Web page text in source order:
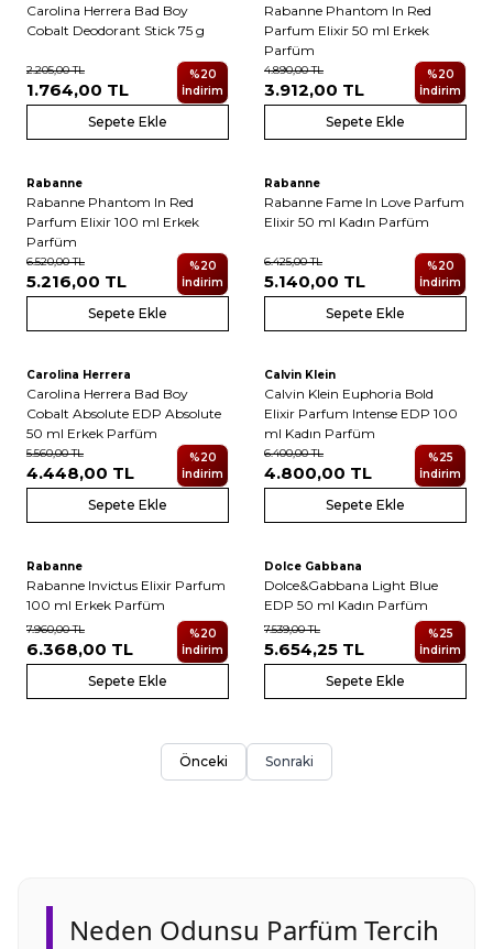
Carolina Herrera Bad Boy
Cobalt Deodorant Stick 75 g
2.205,00TL
1.764,00 TL
%20
İndirim
Sepete Ekle
Rabanne Phantom In Red
Parfum Elixir 50 ml Erkek
Parfüm
4.890,00TL
3.912,00 TL
%20
İndirim
Sepete Ekle
Yeni
Rabanne
Rabanne Phantom In Red
Parfum Elixir 100 ml Erkek
Parfüm
6.520,00TL
5.216,00 TL
%20
İndirim
Sepete Ekle
Yeni
Rabanne
Rabanne Fame In Love Parfum
Elixir 50 ml Kadın Parfüm
6.425,00TL
5.140,00 TL
%20
İndirim
Sepete Ekle
Yeni
Carolina Herrera
Carolina Herrera Bad Boy
Cobalt Absolute EDP Absolute
50 ml Erkek Parfüm
5.560,00TL
4.448,00 TL
%20
İndirim
Sepete Ekle
Yeni
Calvin Klein
Calvin Klein Euphoria Bold
Elixir Parfum Intense EDP 100
ml Kadın Parfüm
6.400,00TL
4.800,00 TL
%25
İndirim
Sepete Ekle
Yeni
Rabanne
Rabanne Invictus Elixir Parfum
100 ml Erkek Parfüm
7.960,00TL
6.368,00 TL
%20
İndirim
Sepete Ekle
Yeni
Dolce Gabbana
Dolce&Gabbana Light Blue
EDP 50 ml Kadın Parfüm
7.539,00TL
5.654,25 TL
%25
İndirim
Sepete Ekle
Önceki Sonraki
Neden Odunsu Parfüm Tercih